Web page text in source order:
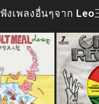
ฟังเพลงอื่นๆจาก Leo